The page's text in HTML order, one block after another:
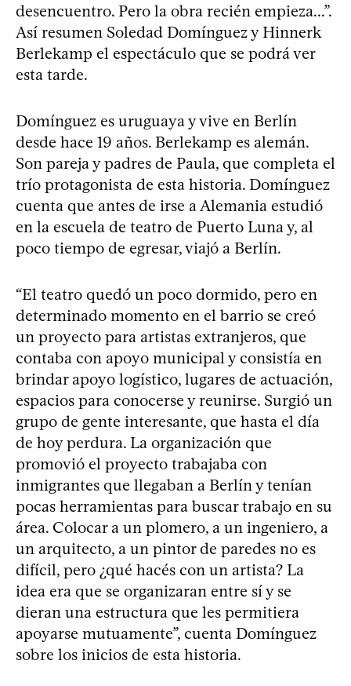
desencuentro. Pero la obra recién empieza...”.
Así resumen Soledad Domínguez y Hinnerk
Berlekamp el espectáculo que se podrá ver
esta tarde.
Domínguez es uruguaya y vive en Berlín
desde hace 19 años. Berlekamp es alemán.
Son pareja y padres de Paula, que completa el
trío protagonista de esta historia. Domínguez
cuenta que antes de irse a Alemania estudió
en la escuela de teatro de Puerto Luna y, al
poco tiempo de egresar, viajó a Berlín.
“El teatro quedó un poco dormido, pero en
determinado momento en el barrio se creó
un proyecto para artistas extranjeros, que
contaba con apoyo municipal y consistía en
brindar apoyo logístico, lugares de actuación,
espacios para conocerse y reunirse. Surgió un
grupo de gente interesante, que hasta el día
de hoy perdura. La organización que
promovió el proyecto trabajaba con
inmigrantes que llegaban a Berlín y tenían
pocas herramientas para buscar trabajo en su
área. Colocar a un plomero, a un ingeniero, a
un arquitecto, a un pintor de paredes no es
difícil, pero ¿qué hacés con un artista? La
idea era que se organizaran entre sí y se
dieran una estructura que les permitiera
apoyarse mutuamente”, cuenta Domínguez
sobre los inicios de esta historia.